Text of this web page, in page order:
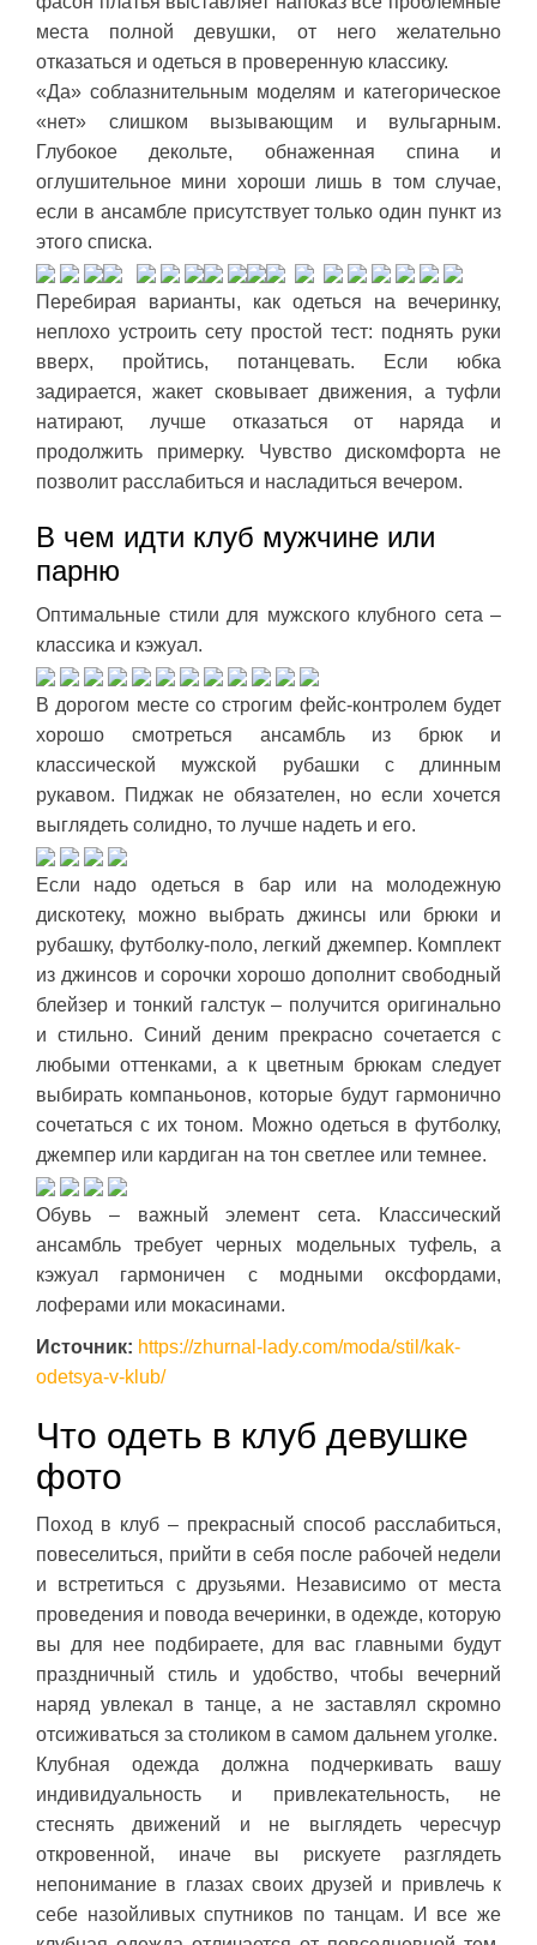
места полной девушки, от него желательно
отказаться и одеться в проверенную классику.
«Да» соблазнительным моделям и категорическое
«нет» слишком вызывающим и вульгарным.
Глубокое декольте, обнаженная спина и
оглушительное мини хороши лишь в том случае,
если в ансамбле присутствует только один пункт из
этого списка.
Перебирая варианты, как одеться на вечеринку,
неплохо устроить сету простой тест: поднять руки
вверх, пройтись, потанцевать. Если юбка
задирается, жакет сковывает движения, а туфли
натирают, лучше отказаться от наряда и
продолжить примерку. Чувство дискомфорта не
позволит расслабиться и насладиться вечером.
В чем идти клуб мужчине или
парню
Оптимальные стили для мужского клубного сета –
классика и кэжуал.
В дорогом месте со строгим фейс-контролем будет
хорошо смотреться ансамбль из брюк и
классической мужской рубашки с длинным
рукавом. Пиджак не обязателен, но если хочется
выглядеть солидно, то лучше надеть и его.
Если надо одеться в бар или на молодежную
дискотеку, можно выбрать джинсы или брюки и
рубашку, футболку-поло, легкий джемпер. Комплект
из джинсов и сорочки хорошо дополнит свободный
блейзер и тонкий галстук – получится оригинально
и стильно. Синий деним прекрасно сочетается с
любыми оттенками, а к цветным брюкам следует
выбирать компаньонов, которые будут гармонично
сочетаться с их тоном. Можно одеться в футболку,
джемпер или кардиган на тон светлее или темнее.
Обувь – важный элемент сета. Классический
ансамбль требует черных модельных туфель, а
кэжуал гармоничен с модными оксфордами,
лоферами или мокасинами.
Источник: https://zhurnal-lady.com/moda/stil/kak-
odetsya-v-klub/
Что одеть в клуб девушке
фото
Поход в клуб – прекрасный способ расслабиться,
повеселиться, прийти в себя после рабочей недели
и встретиться с друзьями. Независимо от места
проведения и повода вечеринки, в одежде, которую
вы для нее подбираете, для вас главными будут
праздничный стиль и удобство, чтобы вечерний
наряд увлекал в танце, а не заставлял скромно
отсиживаться за столиком в самом дальнем уголке.
Клубная одежда должна подчеркивать вашу
индивидуальность и привлекательность, не
стеснять движений и не выглядеть чересчур
откровенной, иначе вы рискуете разглядеть
непонимание в глазах своих друзей и привлечь к
себе назойливых спутников по танцам. И все же